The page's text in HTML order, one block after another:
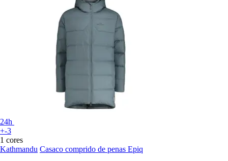
24h
+-3
1 cores
Kathmandu Casaco comprido de penas Epiq